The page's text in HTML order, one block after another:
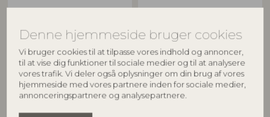
Denne hjemmeside bruger cookies
Vi bruger cookies til at tilpasse vores indhold og annoncer,
til at vise dig funktioner til sociale medier og til at analysere
vores trafik. Vi deler også oplysninger om din brug af vores
hjemmeside med vores partnere inden for sociale medier,
annonceringspartnere og analysepartnere.
BLOOMINGVILLE MINI
Cloudy Kop, Natur, Stentøj
BLOOMINGVILLE MINI